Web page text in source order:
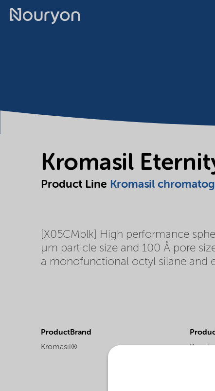
Kromasil
Product Line Kromasil
[X05CMblk] High performance
µm particle size and 100 Å pore
a monofunctional octyl silane and
ProductBrand
Kromasil®